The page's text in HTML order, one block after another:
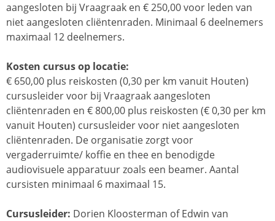
aangesloten bij Vraagraak en € 250,00 voor leden van
niet aangesloten cliëntenraden. Minimaal 6 deelnemers
maximaal 12 deelnemers.
Kosten cursus op locatie:
€ 650,00 plus reiskosten (0,30 per km vanuit Houten)
cursusleider voor bij Vraagraak aangesloten
cliëntenraden en € 800,00 plus reiskosten (€ 0,30 per km
vanuit Houten) cursusleider voor niet aangesloten
cliëntenraden. De organisatie zorgt voor
vergaderruimte/ koffie en thee en benodigde
audiovisuele apparatuur zoals een beamer. Aantal
cursisten minimaal 6 maximaal 15.
Cursusleider: Dorien Kloosterman of Edwin van